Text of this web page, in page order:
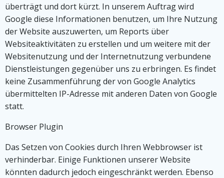
überträgt und dort kürzt. In unserem Auftrag wird
Google diese Informationen benutzen, um Ihre Nutzung
der Website auszuwerten, um Reports über
Websiteaktivitäten zu erstellen und um weitere mit der
Websitenutzung und der Internetnutzung verbundene
Dienstleistungen gegenüber uns zu erbringen. Es findet
keine Zusammenführung der von Google Analytics
übermittelten IP-Adresse mit anderen Daten von Google
statt.
Browser Plugin
Das Setzen von Cookies durch Ihren Webbrowser ist
verhinderbar. Einige Funktionen unserer Website
könnten dadurch jedoch eingeschränkt werden. Ebenso